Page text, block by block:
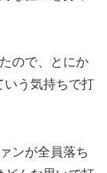
ので、とにか
いう気持ちで打
ンが全員落ち